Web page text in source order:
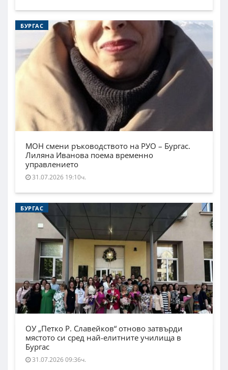
БУРГАС
МОН смени ръководството на РУО – Бургас.
Лиляна Иванова поема временно
управлението
31.07.2026 19:10ч.
БУРГАС
ОУ „Петко Р. Славейков“ отново затвърди
мястото си сред най-елитните училища в
Бургас
31.07.2026 09:36ч.